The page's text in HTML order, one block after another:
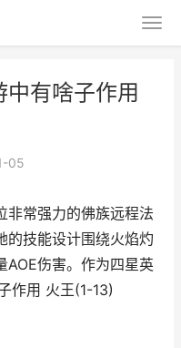
有啥子作用
05
非常强力的佛族远程法
的技能设计围绕火焰灼
AOE伤害。作为四星英
作用 火王(1-13)